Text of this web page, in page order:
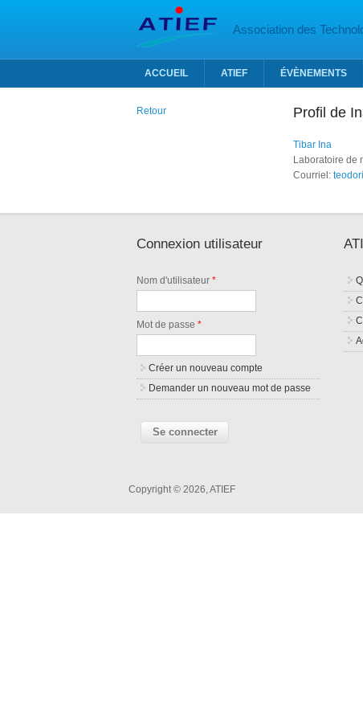
Association des
ACCUEIL ATIEF ÉVÈNEMENTS
Profil de
Tibar Ina
Laboratoire de
Courriel:
Retour
Connexion utilisateur
Nom d'utilisateur*
Mot de passe*
Créer un nouveau compte
Demander un nouveau mot de passe
Copyright © 2026, ATIEF